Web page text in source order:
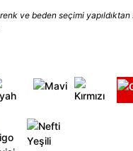
ve beden seçimi yapıldıktan